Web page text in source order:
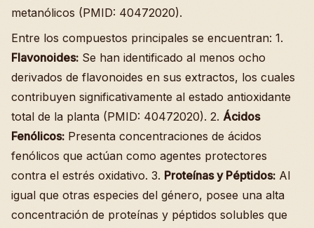
metanólicos (PMID: 40472020).
Entre los compuestos principales se encuentran: 1.
Flavonoides: Se han identificado al menos ocho
derivados de flavonoides en sus extractos, los cuales
contribuyen significativamente al estado antioxidante
total de la planta (PMID: 40472020). 2. Ácidos
Fenólicos: Presenta concentraciones de ácidos
fenólicos que actúan como agentes protectores
contra el estrés oxidativo. 3. Proteínas y Péptidos: Al
igual que otras especies del género, posee una alta
concentración de proteínas y péptidos solubles que